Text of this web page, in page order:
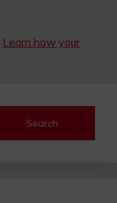
Learn how your